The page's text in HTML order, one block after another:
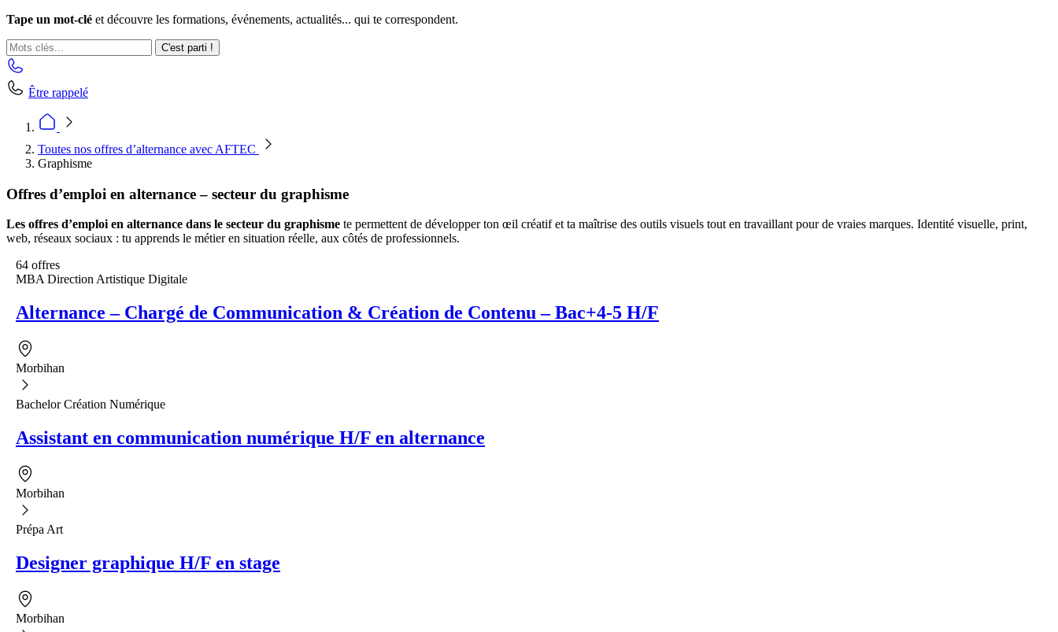
Tape un mot-clé et découvre les formations, événements, actualités... qui te correspondent.
C'est parti !
Être rappelé
Toutes nos offres d’alternance avec AFTEC
Graphisme
Offres d’emploi en alternance – secteur du graphisme
Les offres d’emploi en alternance dans le secteur du graphisme te permettent de développer ton œil créatif et ta maîtrise des outils visuels tout en travaillant pour de vraies marques. Identité visuelle, print,
web, réseaux sociaux : tu apprends le métier en situation réelle, aux côtés de professionnels.
64 offres
MBA Direction Artistique Digitale
Alternance – Chargé de Communication & Création de Contenu – Bac+4-5 H/F
Morbihan
Bachelor Création Numérique
Assistant en communication numérique H/F en alternance
Morbihan
Prépa Art
Designer graphique H/F en stage
Morbihan